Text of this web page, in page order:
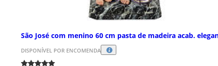
São José com menino 60 cm pasta de madeira acab.
DISPONÍVEL POR ENCOMENDA